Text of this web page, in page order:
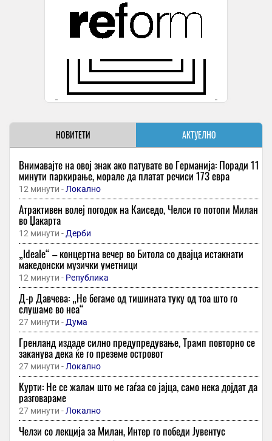
НОВИТЕТИ АКТУЕЛНО
Внимавајте на овој знак ако патувате во Германија: Поради 11
минути паркирање, морале да платат речиси 173 евра
12 минути - Локално
Атрактивен волеј погодок на Каиседо, Челси го потопи Милан
во Џакарта
12 минути - Дерби
„Ideale“ – концертна вечер во Битола со двајца истакнати
македонски музички уметници
12 минути - Република
Д-р Давчева: „Не бегаме од тишината туку од тоа што го
слушаме во неа“
27 минути - Дума
Гренланд издаде силно предупредување, Трамп повторно се
заканува дека ќе го преземе островот
27 минути - Локално
Курти: Не се жалам што ме гаѓаа со јајца, само нека дојдат да
разговараме
27 минути - Локално
Челзи со лекција за Милан, Интер го победи Јувентус